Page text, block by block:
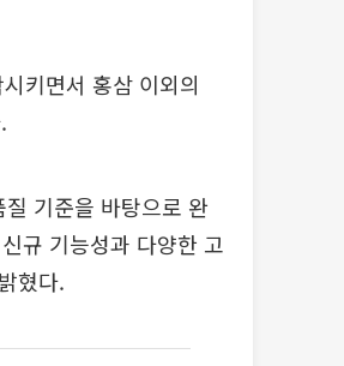
키면서 홍삼 이외의
기준을 바탕으로 완
규 기능성과 다양한 고
혔다.